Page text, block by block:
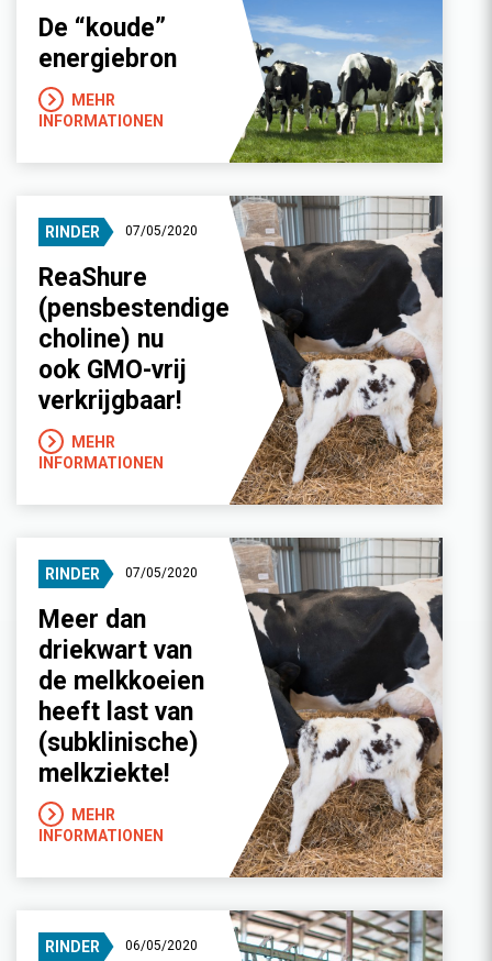
De “koude”
energiebron
MEHR
INFORMATIONEN
RINDER 07/05/2020
ReaShure
(pensbestendige
choline) nu
ook GMO-vrij
verkrijgbaar!
MEHR
INFORMATIONEN
RINDER 07/05/2020
Meer dan
driekwart van
de melkkoeien
heeft last van
(subklinische)
melkziekte!
MEHR
INFORMATIONEN
RINDER 06/05/2020